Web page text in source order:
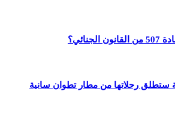
ستطلق رحلاتها من مطار تطوان سانية